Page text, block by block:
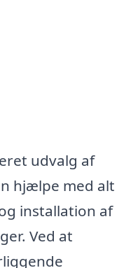
udvalg af
hjælpe med alt
installation af
Ved at